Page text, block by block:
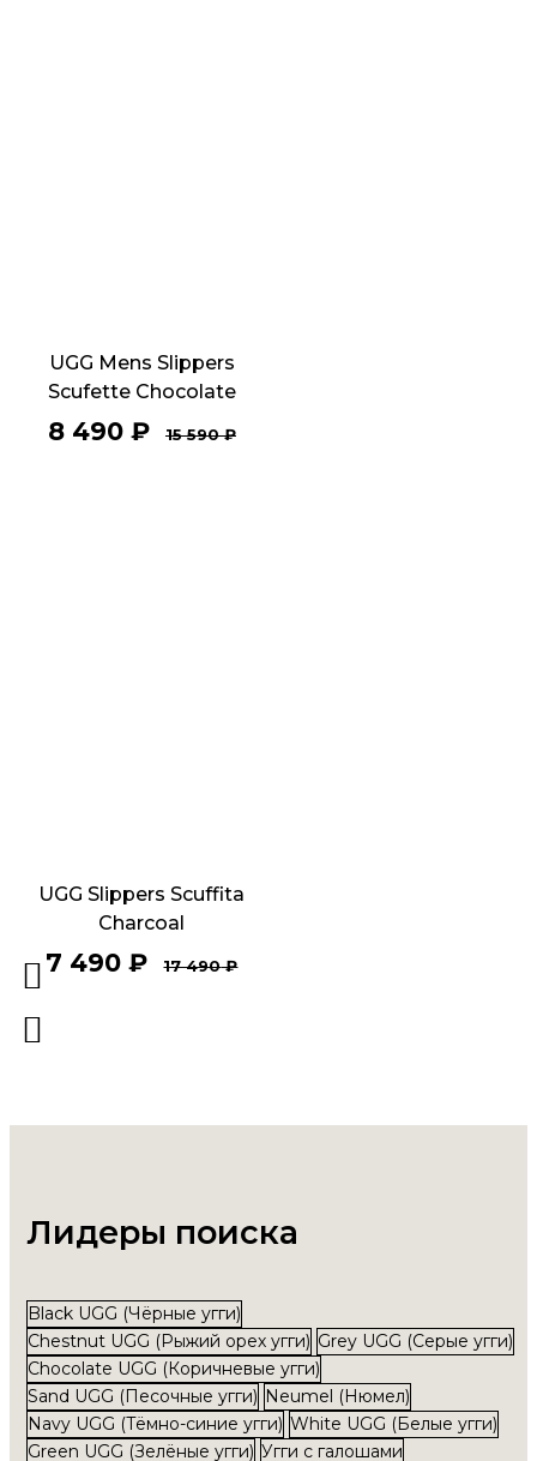
UGG Mens Slippers
Scufette Chocolate
8 490₽ 15 590₽
UGG Slippers Scuffita
Charcoal
7 490 ₽ 17 490₽
Лидеры поиска
Black UGG (Чёрные угги)
Chestnut UGG (Рыжий орех угги) Grey UGG (Серые угги)
Chocolate UGG (Коричневые угги)
Sand UGG (Песочные угги) Neumel (Нюмел)
Navy UGG (Тёмно-синие угги) White UGG (Белые угги)
Green UGG (Зелёные угги) Угги с галошами